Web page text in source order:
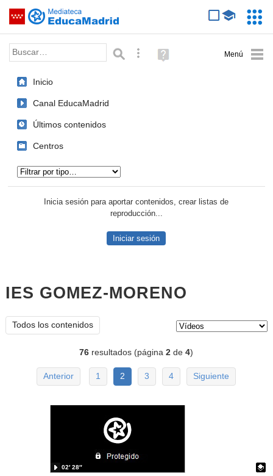
Saltar navegación
Palabra o frase: Búsqueda avanzada
Ayuda
(en
Inicio
Canal EducaMadrid
Últimos contenidos
Centros
Inicia sesión para aportar contenidos, crear listas de
reproducción...
Iniciar sesión
IES GOMEZ-MORENO
Todos los contenidos
76 resultados (página2 de4)
Anterior 1 2 3 4 Siguiente
02′ 28″